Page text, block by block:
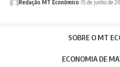
Redação MT Econômico 15 de junho de
SOBRE O MT
ECONOMIA DE